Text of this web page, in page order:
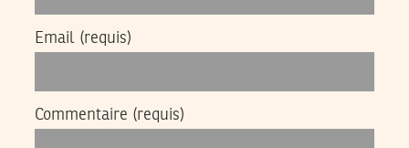
Email (requis)
Commentaire (requis)